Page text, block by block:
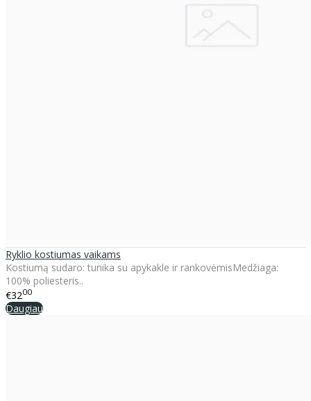
Ryklio kostiumas vaikams
Kostiumą sudaro: tunika su apykakle ir rankovėmisMedžiaga:
100% poliesteris..
€3200
Daugiau